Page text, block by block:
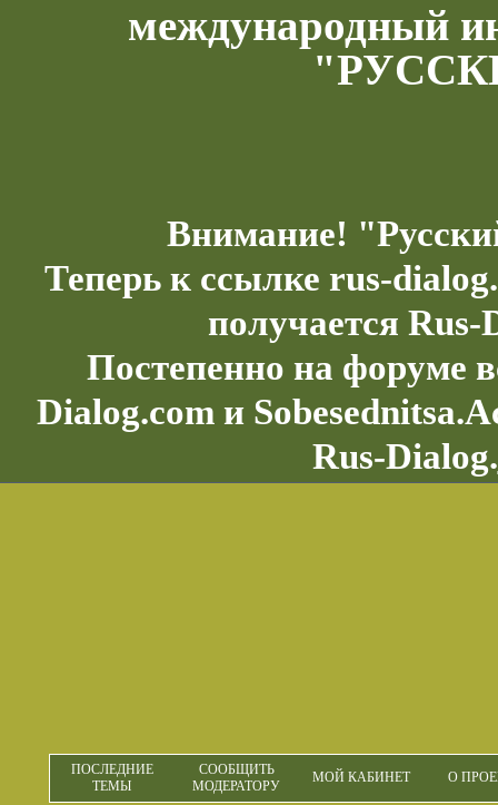
международный
Внимание!
Теперь к ссылке rus-
получается Rus-
Постепенно на форуме
Dialog.com и
Rus-Dialog.
ПОСЛЕДНИЕ
ТЕМЫ
СООБЩИТЬ
МОДЕРАТОРУ
МОЙ КАБИНЕТ О